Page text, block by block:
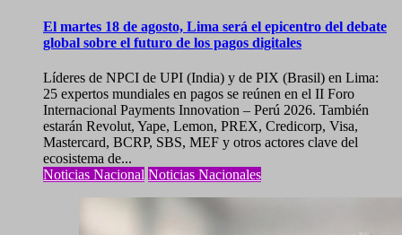
El martes 18 de agosto, Lima será el epicentro del debate
global sobre el futuro de los pagos digitales
Líderes de NPCI de UPI (India) y de PIX (Brasil) en Lima:
25 expertos mundiales en pagos se reúnen en el II Foro
Internacional Payments Innovation – Perú 2026. También
estarán Revolut, Yape, Lemon, PREX, Credicorp, Visa,
Mastercard, BCRP, SBS, MEF y otros actores clave del
ecosistema de...
Noticias Nacional Noticias Nacionales